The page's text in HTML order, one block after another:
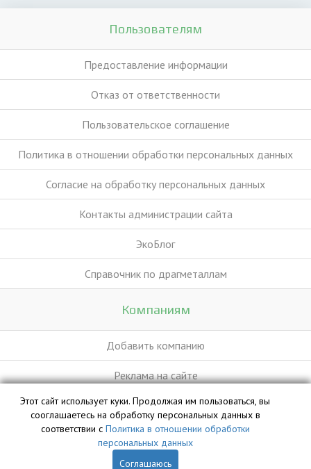
Пользователям
Предоставление информации
Отказ от ответственности
Пользовательское соглашение
Политика в отношении обработки персональных данных
Согласие на обработку персональных данных
Контакты администрации сайта
ЭкоБлог
Справочник по драгметаллам
Компаниям
Добавить компанию
Реклама на сайте
База данных сайта vyvoz.org является интеллектуальной
собственностью ООО «Профит» и охраняется законом.
Этот сайт использует куки. Продолжая им пользоваться, вы
сооглашаетесь на обработку персональных данных в
соответствии с Политика в отношении обработки
персональных данных
Соглашаюсь